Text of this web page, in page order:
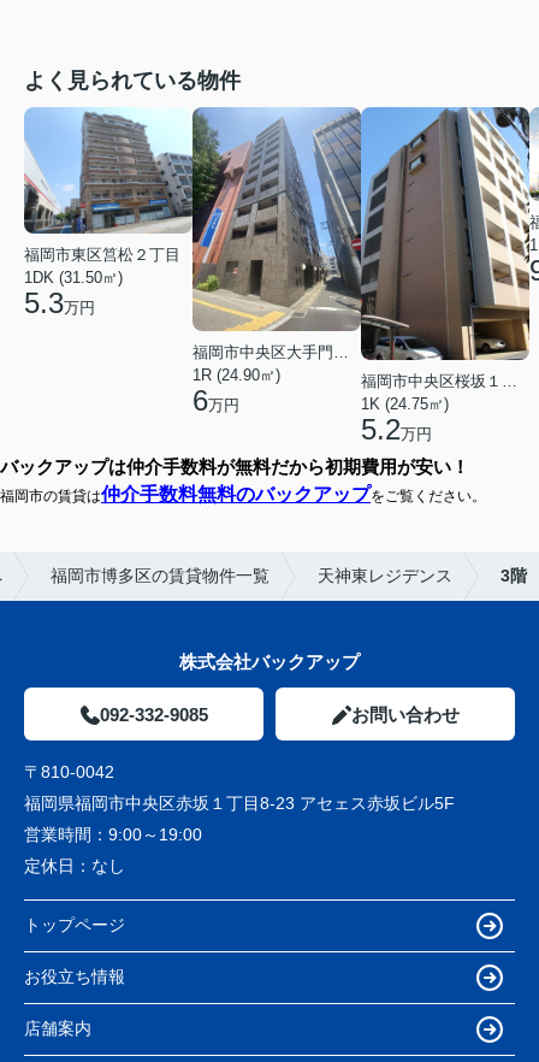
よく見られている物件
福岡市東区筥松２丁目
1DK (31.50㎡)
5.3万円
福岡市中央区大手門３丁目
1R (24.90㎡)
6万円
1K (24.75㎡)
5.2万円
バックアップは仲介手数料が無料だから初期費用が安い！
福岡市の賃貸は仲介手数料無料のバックアップをご覧ください。
福岡市博多区の賃貸物件一覧 天神東レジデンス 3階
株式会社バックアップ
092-332-9085 お問い合わせ
〒810-0042
福岡県福岡市中央区赤坂１丁目8-23 アセェス赤坂ビル5F
営業時間： 9:00～19:00
定休日： なし
トップページ
お役立ち情報
店舗案内